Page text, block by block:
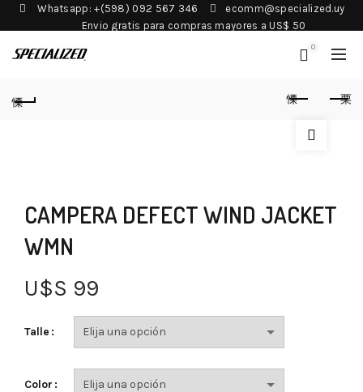
Whatsapp: +(598) 092 567 346
ecomm@specialized.uy
Envio gratis para compras mayores a US$ 50
0
CAMPERA DEFECT WIND JACKET
WMN
U$S 99
Talle
Color